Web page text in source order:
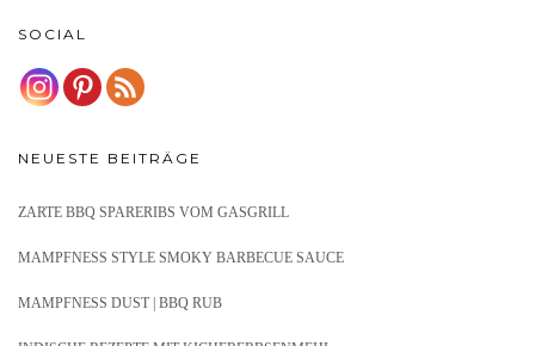
SOCIAL
NEUESTE BEITRÄGE
ZARTE BBQ SPARERIBS VOM GASGRILL
MAMPFNESS STYLE SMOKY BARBECUE SAUCE
MAMPFNESS DUST | BBQ RUB